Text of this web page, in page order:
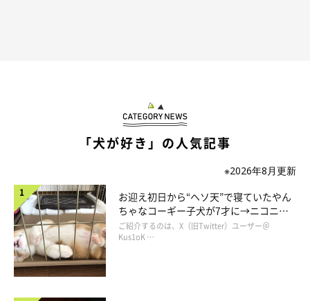
マロたんが使ってくれなかったら、ぬいぐるみの居場所にしよう
と思っていたのですが、マロたんに「このこ、邪魔」と言われた
「犬が好き」の人気記事
※2026年8月更新
お迎え初日から“ヘソ天”で寝ていたやん
ちゃなコーギー子犬が7才に→ニコニ
コ“コーギースマイル”が魅力のコに成
長！
ご紹介するのは、X（旧Twitter）ユーザー＠
Kus1oK …